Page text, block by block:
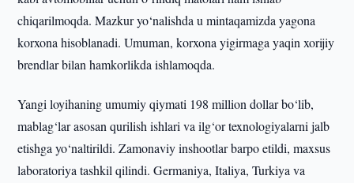
chiqarilmoqda. Mazkur yo‘nalishda u mintaqamizda yagona
korxona hisoblanadi. Umuman, korxona yigirmaga yaqin xorijiy
brendlar bilan hamkorlikda ishlamoqda.
Yangi loyihaning umumiy qiymati 198 million dollar bo‘lib,
mablag‘lar asosan qurilish ishlari va ilg‘or texnologiyalarni jalb
etishga yo‘naltirildi. Zamonaviy inshootlar barpo etildi, maxsus
laboratoriya tashkil qilindi. Germaniya, Italiya, Turkiya va